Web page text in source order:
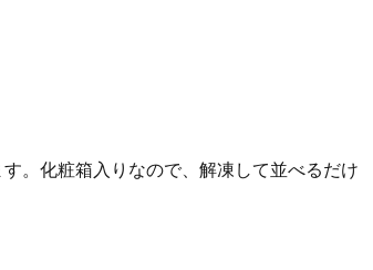
。化粧箱入りなので、解凍して並べるだけ